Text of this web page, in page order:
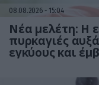
08.08.2026 15:04
Νέα μελέτη: Η
πυρκαγιές
εγκύους και